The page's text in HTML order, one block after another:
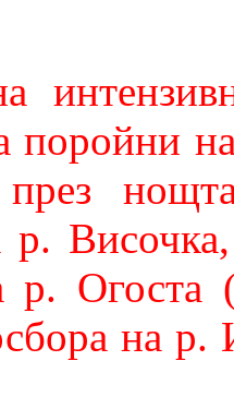
поройни
р.
р. Огоста
на